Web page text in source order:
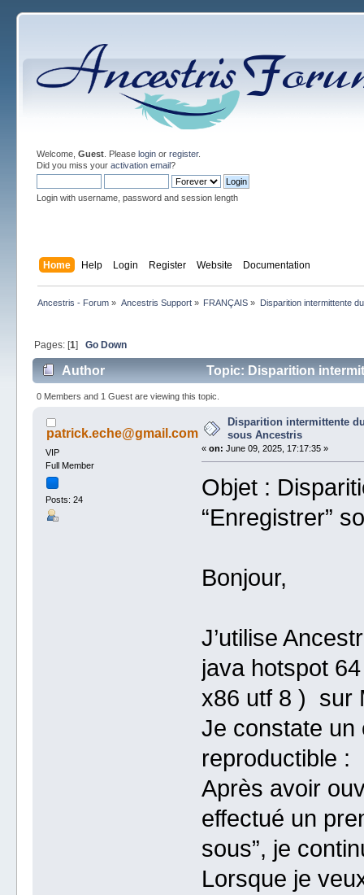
Welcome, Guest. Please loginor register.
Did you miss your activation email?
Login with username, password and session length
Home Help Login Register Website Documentation
Ancestris - Forum » Ancestris Support» FRANÇAIS » Disparition intermittente
Pages: [1] Go Down
Author
Topic: Disparition
times)
0 Members and 1 Guest are viewing this topic.
patrick.eche@gmail.com
VIP
Full Member
Posts: 24
Disparition intermittente
sous Ancestris
« on: June 09, 2025, 17:17:35 »
Objet :
“Enregistrer”
Bonjour,
J’utilise
java hotspot
x86 utf 8 ) sur
Je constate un
reproductible :
Après avoir
effectué un
sous”, je
Lorsque je